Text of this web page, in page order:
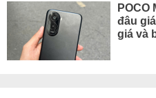
POCO
đâu
giá và